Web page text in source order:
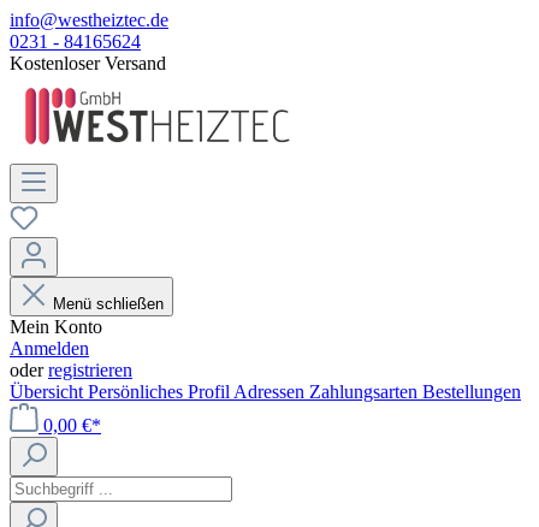
info@westheiztec.de
0231 - 84165624
Kostenloser Versand
Menü schließen
Mein Konto
Anmelden
oderregistrieren
Übersicht Persönliches Profil Adressen Zahlungsarten Bestellungen
0,00 €*